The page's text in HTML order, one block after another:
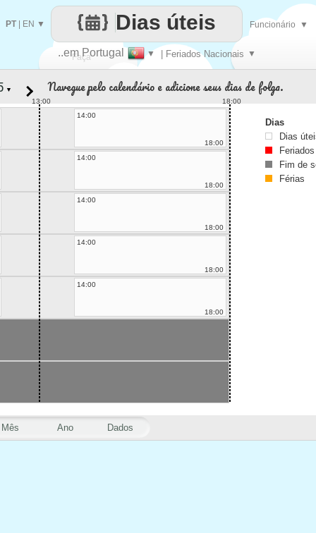
Faça
..em Portugal ▼ | Feriados Nacionais ▼
Dias úteis
PT| EN ▼ Funcionário ▼
Mês Ano Dados
▼ Navegue pelo calendário e adicione seus dias de folga.
13:00
18:00
14:00
18:00
14:00
18:00
14:00
18:00
14:00
18:00
14:00
18:00
Dias
Dias
Feriados
Fim de
Férias